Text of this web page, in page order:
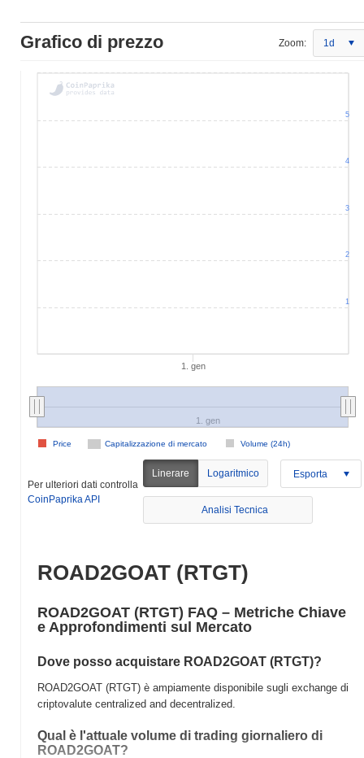
Grafico di prezzo Zoom: 1d
1. gen
Capitalizzazione di mercato Volume (24h)
Price
1. gen
1
2
3
4
5
Per ulteriori dati controlla
CoinPaprika API
Linerare Logaritmico Esporta
Analisi Tecnica
ROAD2GOAT (RTGT)
ROAD2GOAT (RTGT) FAQ – Metriche Chiave
e Approfondimenti sul Mercato
Dove posso acquistare ROAD2GOAT (RTGT)?
ROAD2GOAT (RTGT) è ampiamente disponibile sugli exchange di
criptovalute centralized and decentralized.
Qual è l'attuale volume di trading giornaliero di
ROAD2GOAT?